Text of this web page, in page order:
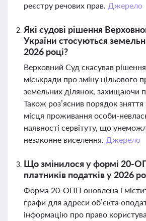
реєстру речових прав. Джерело
Які судові рішення
України стосуються
2026 році?
Верховний Суд скасував
міськради про зміну цільового
земельних ділянок, захищаючи
Також роз’яснив порядок зняття
місця проживання особи-
наявності сервітуту, що
незаконне виселення. Джерело
Що змінилося у формі 20-
платників податків у 2026
Форма 20-ОПП оновлена і
графи для адреси об’єкта
інформацію про право